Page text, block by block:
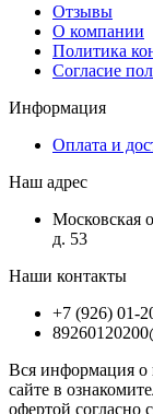
Отзывы
О компании
Политика
Согласие
Информация
Оплата и
Наш адрес
Московская
д. 53
Наши контакты
+7 (926) 01-
Вся информация о
сайте в
офертой